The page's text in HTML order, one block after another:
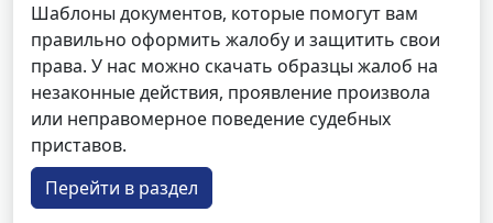
Шаблоны документов, которые помогут вам
правильно оформить жалобу и защитить свои
права. У нас можно скачать образцы жалоб на
незаконные действия, проявление произвола
или неправомерное поведение судебных
приставов.
Перейти в раздел